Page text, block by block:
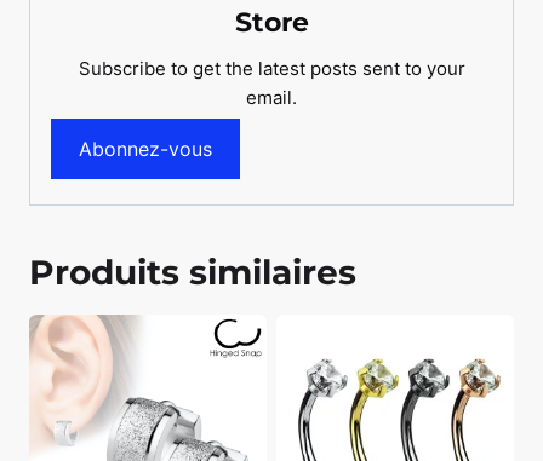
Store
Subscribe to get the latest posts sent to your
email.
Abonnez-vous
Produits similaires